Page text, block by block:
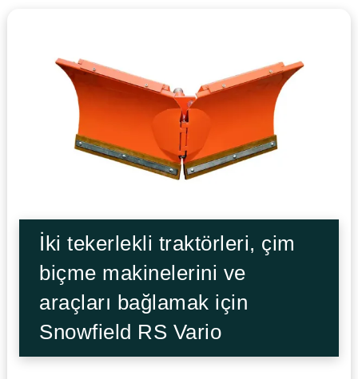
İki tekerlekli traktörleri, çim
biçme makinelerini ve
araçları bağlamak için
Snowfield RS Vario